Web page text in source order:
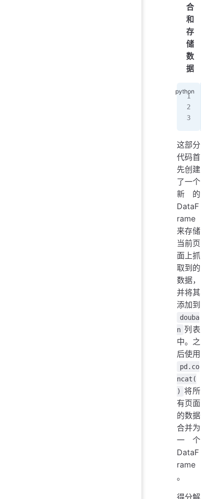
合
和
存
储
数
据
这部分
代码首
先创建
了一个
新的
DataF
rame
来存储
当前页
面上抓
取到的
数据，
并将其
添加到
douba
n 列表
中。之
后使用
pd.co
ncat(
) 将所
有页面
的数据
合并为
一个
DataF
rame
。
得分解